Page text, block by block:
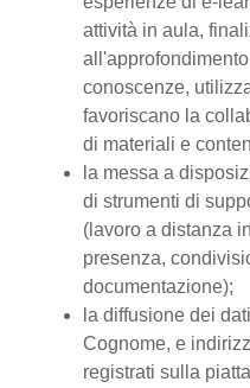
attività in aula,
conoscenze,
favoriscano la
di materiali e
la messa a
di strumenti di
(lavoro a distanza
presenza,
documentazione);
la diffusione dei
Cognome, e
registrati sulla